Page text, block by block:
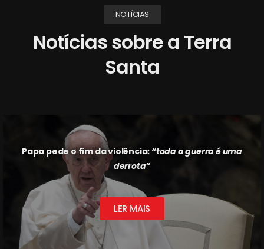
NOTÍCIAS
Notícias sobre a Terra
Santa
Papa pede o fim da violência: “toda a guerra é uma
derrota”
LER MAIS